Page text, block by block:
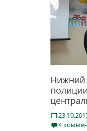
Нижний
Posted
on4